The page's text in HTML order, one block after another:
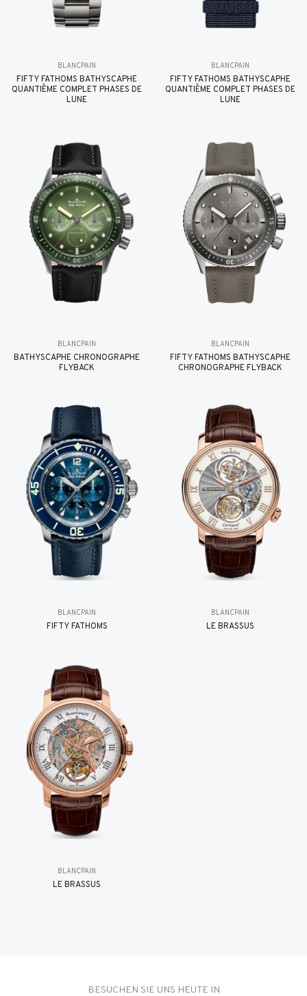
BLANCPAIN
FIFTY FATHOMS BATHYSCAPHE
QUANTIÈME COMPLET PHASES DE
LUNE
BLANCPAIN
FIFTY FATHOMS BATHYSCAPHE
QUANTIÈME COMPLET PHASES DE
LUNE
BLANCPAIN
BATHYSCAPHE CHRONOGRAPHE
FLYBACK
BLANCPAIN
FIFTY FATHOMS BATHYSCAPHE
CHRONOGRAPHE FLYBACK
BLANCPAIN
FIFTY FATHOMS
BLANCPAIN
LE BRASSUS
BLANCPAIN
LE BRASSUS
BESUCHEN SIE UNS HEUTE IN